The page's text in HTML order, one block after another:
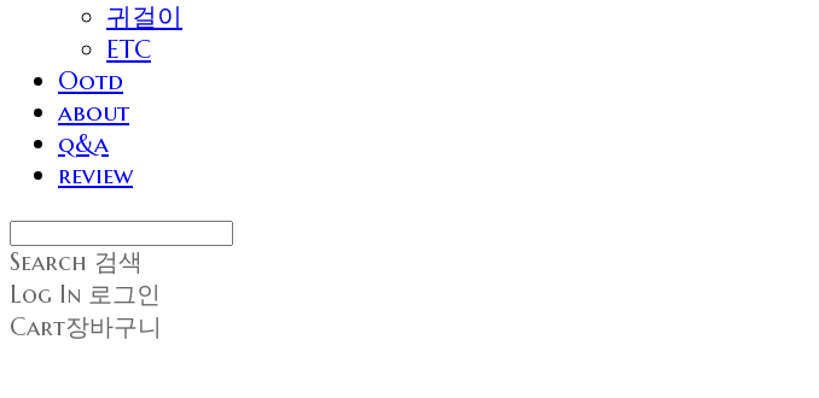
귀걸이
ETC
Ootd
about
q&a
review
Search 검색
Log In 로그인
Cart장바구니